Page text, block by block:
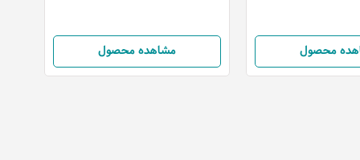
مشاهده محصول محصول